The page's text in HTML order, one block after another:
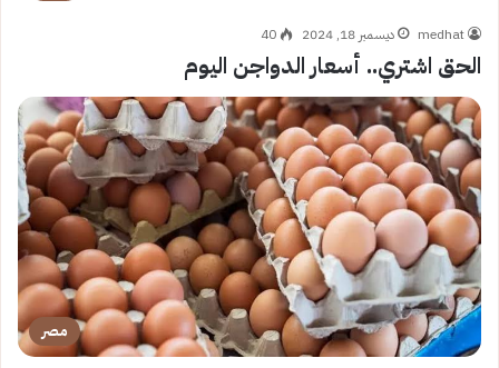
medhat ديسمبر 18, 2024 40
الحق اشتري.. أسعار الدواجن اليوم
مصر